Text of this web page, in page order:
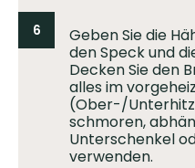
6
Geben Sie die
den Speck und
Decken Sie den
alles im
(Ober-/
schmoren,
Unterschenkel
verwenden.